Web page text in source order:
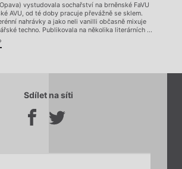
vystudovala sochařství na brněnské FaVU
AVU, od té doby pracuje převážně se sklem.
nahrávky a jako neli vanilli občasně mixuje
techno. Publikovala na několika literárních ...
Sdílet na síti